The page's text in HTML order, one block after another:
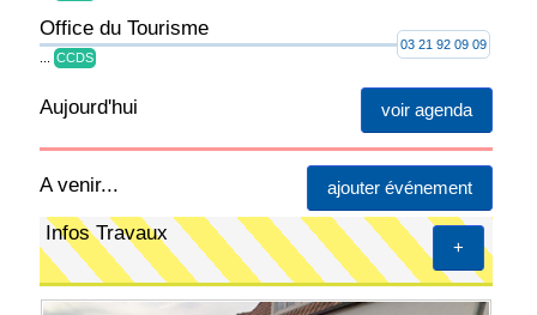
Office du Tourisme
CCDS
03 21 92 09 09
voir agenda
Aujourd'hui
A venir... ajouter événement
+
Infos Travaux